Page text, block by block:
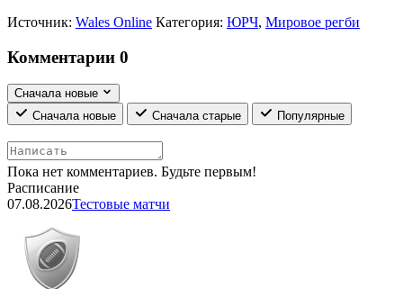
Источник: Wales Online Категория: ЮРЧ, Мировое регби
Комментарии 0
Сначала новые
Сначала новые
Сначала старые Популярные
Пока нет комментариев. Будьте первым!
Расписание
07.08.2026Тестовые матчи